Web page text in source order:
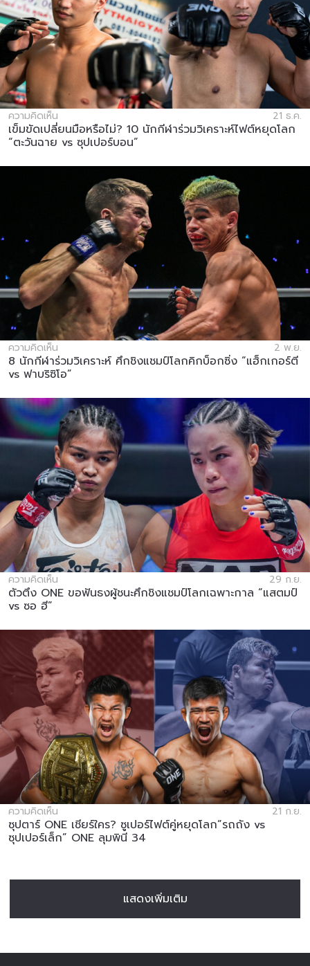
ความคิดเห็น 21 ธ.ค.
เข็มขัดเปลี่ยนมือหรือไม่? 10 นักกีฬาร่วมวิเคราะห์ไฟต์หยุดโลก
“ตะวันฉาย vs ซุปเปอร์บอน”
ความคิดเห็น 2 พ.ย.
8 นักกีฬาร่วมวิเคราะห์ ศึกชิงแชมป์โลกคิกบ็อกซิ่ง “แฮ็กเกอร์ตี
vs ฟาบริซิโอ”
ความคิดเห็น 29 ก.ย.
ตัวตึง ONE ขอฟันธงผู้ชนะศึกชิงแชมป์โลกเฉพาะกาล “แสตมป์
vs ซอ ฮี”
ความคิดเห็น 21 ก.ย.
ซุปตาร์ ONE เชียร์ใคร? ซูเปอร์ไฟต์คู่หยุดโลก”รถถัง vs
ซุปเปอร์เล็ก” ONE ลุมพินี 34
แสดงเพิ่มเติม